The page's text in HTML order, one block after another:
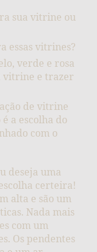
sua vitrine ou
essas vitrines?
verde e rosa
vitrine e trazer
de vitrine
a escolha do
com o
deseja uma
certeira!
alta e são um
Nada mais
com um
Os pendentes